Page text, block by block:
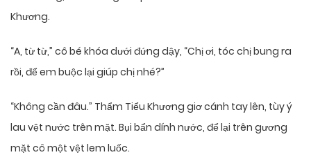
Khương.
“A, từ từ,” cô bé khóa dưới đứng dậy, “Chị ơi, tóc chị bung ra
rồi, để em buộc lại giúp chị nhé?”
“Không cần đâu.” Thẩm Tiểu Khương giơ cánh tay lên, tùy ý
lau vệt nước trên mặt. Bụi bẩn dính nước, để lại trên gương
mặt cô một vệt lem luốc.